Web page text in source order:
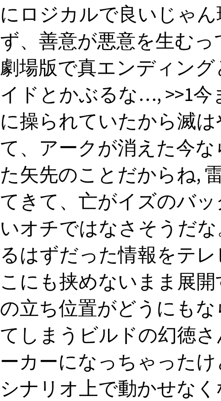
にロジカルで良いじゃ
ず、善意が悪意を生む
劇場版で真エンディン
イドとかぶるな…, >>1
に操られていたから滅
て、アークが消えた今
た矢先のことだからね,
てきて、亡がイズのバ
いオチではなさそうだ
るはずだった情報をテ
こにも挟めないまま展
の立ち位置がどうにも
てしまうビルドの幻徳
ーカーになっちゃった
シナリオ上で動かせな